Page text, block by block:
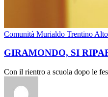
Comunità Murialdo Trentino
GIRAMONDO, SI
Con il rientro a scuola dopo le